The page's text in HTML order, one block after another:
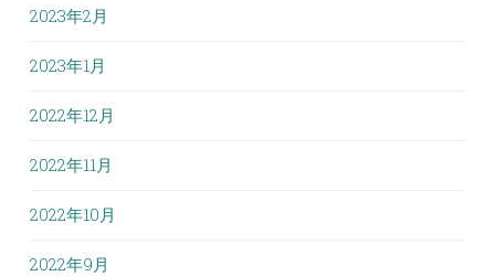
2023年2月
2023年1月
2022年12月
2022年11月
2022年10月
2022年9月